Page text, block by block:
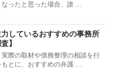
ったと思った場合、誰 ...
しているおすすめの事務所
】
際の取材や債務整理の相談を行
とに、おすすめの弁護 ...